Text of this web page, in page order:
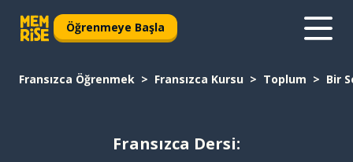
Öğrenmeye Başla
Fransızca Öğrenmek Fransızca Kursu Toplum Bir
Fransızca Dersi: